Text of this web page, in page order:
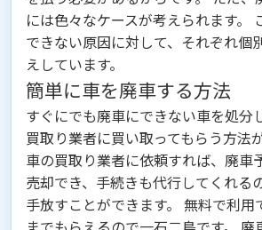
には色々なケースが考えられます。
できない原因に対して、それぞれ個
えしています。
簡単に車を廃車する方法
すぐにでも廃車にできない車を処分
買取り業者に買い取ってもらう方法
車の買取り業者に依頼すれば、廃車
売却でき、手続きも代行してくれる
手放すことができます。 無料で利用